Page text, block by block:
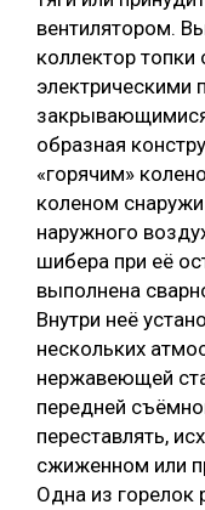
вентилятором.
коллектор
электрическими
закрывающимися
образная
«горячим»
коленом
наружного
шибера при её
выполнена
Внутри неё
нескольких
нержавеющей
передней
переставлять,
сжиженном или
Одна из горелок